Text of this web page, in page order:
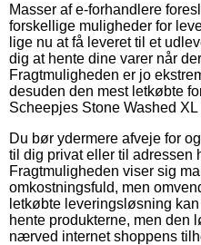
Masser af e-forhandlere
forskellige muligheder for
lige nu at få leveret til et
dig at hente dine varer når
Fragtmuligheden er jo
desuden den mest letkøbte
Scheepjes Stone Washed
Du bør ydermere afveje for
til dig privat eller til adressen
Fragtmuligheden viser sig
omkostningsfuld, men
letkøbte leveringsløsning
hente produkterne, men den
nærved internet shoppens